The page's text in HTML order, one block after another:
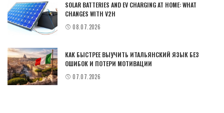
SOLAR BATTERIES AND EV CHARGING AT HOME: WHAT
CHANGES WITH V2H
08.07.2026
КАК БЫСТРЕЕ ВЫУЧИТЬ ИТАЛЬЯНСКИЙ ЯЗЫК БЕЗ
ОШИБОК И ПОТЕРИ МОТИВАЦИИ
07.07.2026